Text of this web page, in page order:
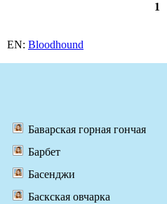
1
EN: Bloodhound
Баварская горная гончая
Барбет
Басенджи
Баскская овчарка